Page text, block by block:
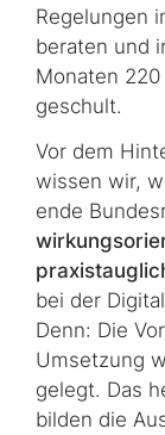
Regelungen
beraten und
Monaten
geschult.
Vor dem
wissen wir,
ende
bei der
Denn: Die
Umsetzung
gelegt. Das
bilden die